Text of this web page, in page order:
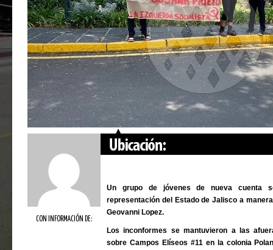
CON INFORMACIÓN DE:
Un grupo de jóvenes de nueva cuenta
representación del Estado de Jalisco a
Geovanni Lopez.
Los inconformes se mantuvieron a las
sobre Campos Elíseos #11 en la colonia